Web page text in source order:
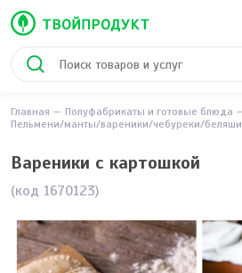
Главная
Полуфабрикаты и готовые блюда
Пельмени/манты/вареники/чебуреки/беляши
Вареники с картошкой
(код 1670123)